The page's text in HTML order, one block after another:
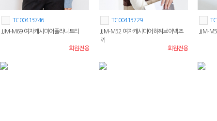
TC00413746
JJM-M69 여자캐시미어폴라니트티
회원전용
TC00413729
JJM-M52 여자캐시미어하찌브이넥조
끼
회원전용
JJM-